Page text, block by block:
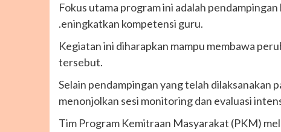
Fokus utama program ini adalah
.eningkatkan kompetensi guru.
Kegiatan ini diharapkan mampu membawa
tersebut.
Selain pendampingan yang telah dilaksanakan
menonjolkan sesi monitoring dan evaluasi
Tim Program Kemitraan Masyarakat (PKM)